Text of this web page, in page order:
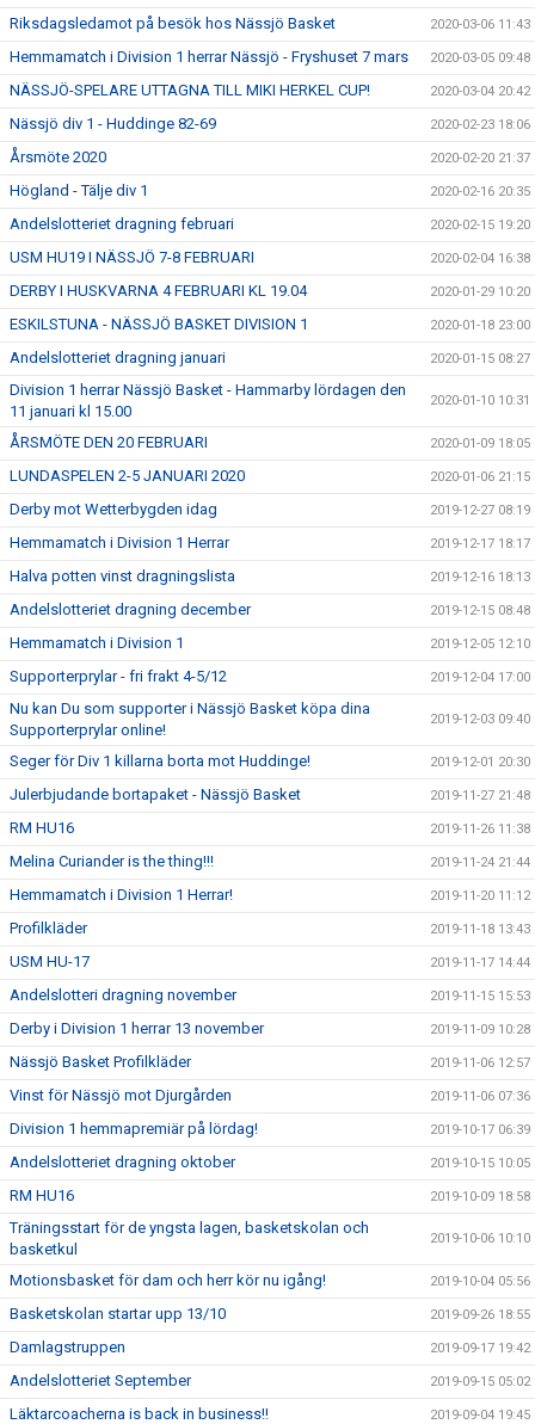
Riksdagsledamot på besök hos Nässjö Basket 2020-03-06 11:43
Hemmamatch i Division 1 herrar Nässjö - Fryshuset 7 mars 2020-03-05 09:48
NÄSSJÖ-SPELARE UTTAGNA TILL MIKI HERKEL CUP! 2020-03-04 20:42
Nässjö div 1 - Huddinge 82-69 2020-02-23 18:06
Årsmöte 2020 2020-02-20 21:37
Högland - Tälje div 1 2020-02-16 20:35
Andelslotteriet dragning februari 2020-02-15 19:20
USM HU19 I NÄSSJÖ 7-8 FEBRUARI 2020-02-04 16:38
DERBY I HUSKVARNA 4 FEBRUARI KL 19.04 2020-01-29 10:20
ESKILSTUNA - NÄSSJÖ BASKET DIVISION 1 2020-01-18 23:00
Andelslotteriet dragning januari 2020-01-15 08:27
Division 1 herrar Nässjö Basket - Hammarby lördagen den
11 januari kl 15.00
2020-01-10 10:31
ÅRSMÖTE DEN 20 FEBRUARI 2020-01-09 18:05
LUNDASPELEN 2-5 JANUARI 2020 2020-01-06 21:15
Derby mot Wetterbygden idag 2019-12-27 08:19
Hemmamatch i Division 1 Herrar 2019-12-17 18:17
Halva potten vinst dragningslista 2019-12-16 18:13
Andelslotteriet dragning december 2019-12-15 08:48
Hemmamatch i Division 1 2019-12-05 12:10
Supporterprylar - fri frakt 4-5/12 2019-12-04 17:00
Nu kan Du som supporter i Nässjö Basket köpa dina
Supporterprylar online!
2019-12-03 09:40
Seger för Div 1 killarna borta mot Huddinge! 2019-12-01 20:30
Julerbjudande bortapaket - Nässjö Basket 2019-11-27 21:48
RM HU16 2019-11-26 11:38
Melina Curiander is the thing!!! 2019-11-24 21:44
Hemmamatch i Division 1 Herrar! 2019-11-20 11:12
Profilkläder 2019-11-18 13:43
USM HU-17 2019-11-17 14:44
Andelslotteri dragning november 2019-11-15 15:53
Derby i Division 1 herrar 13 november 2019-11-09 10:28
Nässjö Basket Profilkläder 2019-11-06 12:57
Vinst för Nässjö mot Djurgården 2019-11-06 07:36
Division 1 hemmapremiär på lördag! 2019-10-17 06:39
Andelslotteriet dragning oktober 2019-10-15 10:05
RM HU16 2019-10-09 18:58
Träningsstart för de yngsta lagen, basketskolan och
basketkul
2019-10-06 10:10
Motionsbasket för dam och herr kör nu igång! 2019-10-04 05:56
Basketskolan startar upp 13/10 2019-09-26 18:55
Damlagstruppen 2019-09-17 19:42
Andelslotteriet September 2019-09-15 05:02
Läktarcoacherna is back in business!! 2019-09-04 19:45